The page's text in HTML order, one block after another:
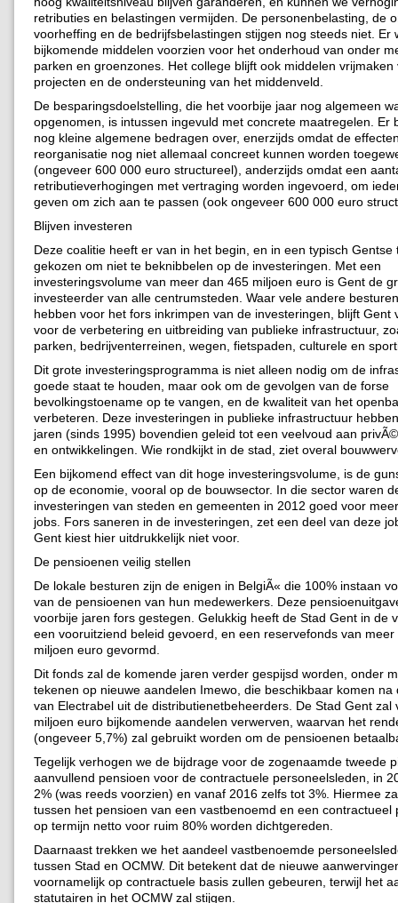
retributies en belastingen vermijden. De personenbelasting, de
voorheffing en de bedrijfsbelastingen stijgen nog steeds niet. Er
bijkomende middelen voorzien voor het onderhoud van onder
parken en groenzones. Het college blijft ook middelen vrijmaken
projecten en de ondersteuning van het middenveld.
De besparingsdoelstelling, die het voorbije jaar nog algemeen
opgenomen, is intussen ingevuld met concrete maatregelen. Er
nog kleine algemene bedragen over, enerzijds omdat de
reorganisatie nog niet allemaal concreet kunnen worden
(ongeveer 600 000 euro structureel), anderzijds omdat een
retributieverhogingen met vertraging worden ingevoerd, om
geven om zich aan te passen (ook ongeveer 600 000 euro
Blijven investeren
Deze coalitie heeft er van in het begin, en in een typisch Gentse
gekozen om niet te beknibbelen op de investeringen. Met een
investeringsvolume van meer dan 465 miljoen euro is Gent de
investeerder van alle centrumsteden. Waar vele andere
hebben voor het fors inkrimpen van de investeringen, blijft Gent
voor de verbetering en uitbreiding van publieke infrastructuur,
parken, bedrijventerreinen, wegen, fietspaden, culturele en
Dit grote investeringsprogramma is niet alleen nodig om de
goede staat te houden, maar ook om de gevolgen van de forse
bevolkingstoename op te vangen, en de kwaliteit van het
verbeteren. Deze investeringen in publieke infrastructuur
jaren (sinds 1995) bovendien geleid tot een veelvoud aan
en ontwikkelingen. Wie rondkijkt in de stad, ziet overal
Een bijkomend effect van dit hoge investeringsvolume, is de
op de economie, vooral op de bouwsector. In die sector waren
investeringen van steden en gemeenten in 2012 goed voor
jobs. Fors saneren in de investeringen, zet een deel van deze
Gent kiest hier uitdrukkelijk niet voor.
De pensioenen veilig stellen
De lokale besturen zijn de enigen in BelgiÃ« die 100% instaan
van de pensioenen van hun medewerkers. Deze
voorbije jaren fors gestegen. Gelukkig heeft de Stad Gent in de
een vooruitziend beleid gevoerd, en een reservefonds van meer
miljoen euro gevormd.
Dit fonds zal de komende jaren verder gespijsd worden, onder
tekenen op nieuwe aandelen Imewo, die beschikbaar komen na
van Electrabel uit de distributienetbeheerders. De Stad Gent zal
miljoen euro bijkomende aandelen verwerven, waarvan het
(ongeveer 5,7%) zal gebruikt worden om de pensioenen
Tegelijk verhogen we de bijdrage voor de zogenaamde tweede
aanvullend pensioen voor de contractuele personeelsleden, in
2% (was reeds voorzien) en vanaf 2016 zelfs tot 3%. Hiermee
tussen het pensioen van een vastbenoemd en een contractueel
op termijn netto voor ruim 80% worden dichtgereden.
Daarnaast trekken we het aandeel vastbenoemde
tussen Stad en OCMW. Dit betekent dat de nieuwe
voornamelijk op contractuele basis zullen gebeuren, terwijl het
statutairen in het OCMW zal stijgen.